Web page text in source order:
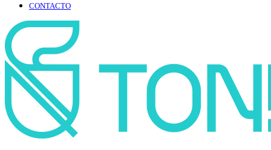
CONTACTO